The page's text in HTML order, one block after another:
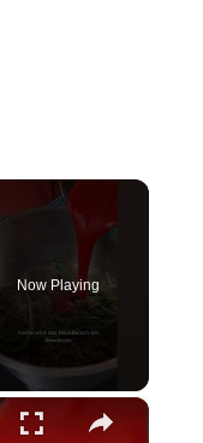
Now Playing
×